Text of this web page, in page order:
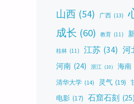
山西 (54) 广西 (13)
成长 (60) 教育 (11)
桂林 (11) 江苏 (34) 河
河南 (24) 浙江 (10) 海南
清华大学 (14) 灵气 (19)
电影 (17) 石窟石刻 (25)